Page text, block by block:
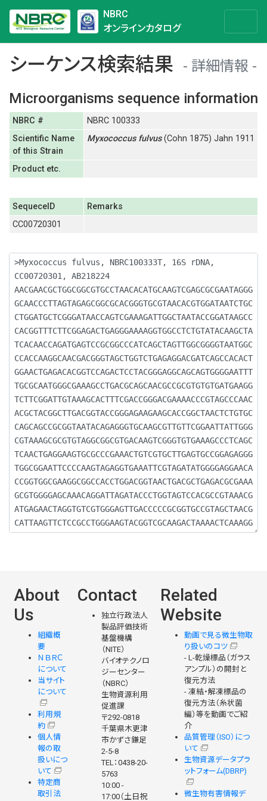
NBRC
オンラインカタログ
シーケンス検索結果
詳細情報
Microorganisms sequence information
NBRC #
NBRC 100333
Scientific Name
of this Strain
Myxococcus fulvus(Cohn 1875) Jahn 1911
Product etc.
SequeceID
Remarks
CC00720301
About
Us
組織概
要
ＮＢＲＣ
について
当サイト
について
利用規
約
個人情
報の取
扱いにつ
いて
特定商
取引法
Contact
独立行政法人
製品評価技術
基盤機構
（NITE）
バイオテクノロ
ジーセンター
（NBRC）
生物資源利用
促進課
〒292-0818
千葉県木更津
市かずさ鎌足
2-5-8
TEL：0438-20-
5763
10:00 -
17:00（土日祝
Related
Website
動画で見る微生物取
り扱いのコツ
- L-乾燥標品（ガラス
アンプル）の開封と
復元方法
- 凍結・解凍標品の
復元方法（糸状菌
編）等を動画でご紹
介
品質管理（ISO）につ
いて
生物資源データプラ
ットフォーム(DBRP)
微生物有害情報デ